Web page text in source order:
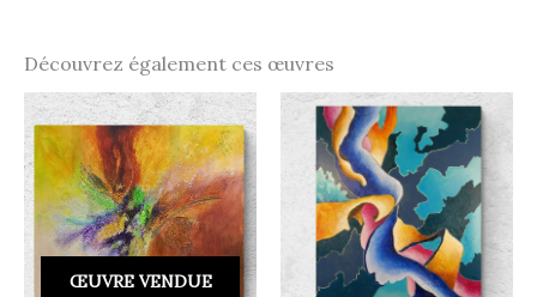
Découvrez également ces œuvres
ŒUVRE VENDUE